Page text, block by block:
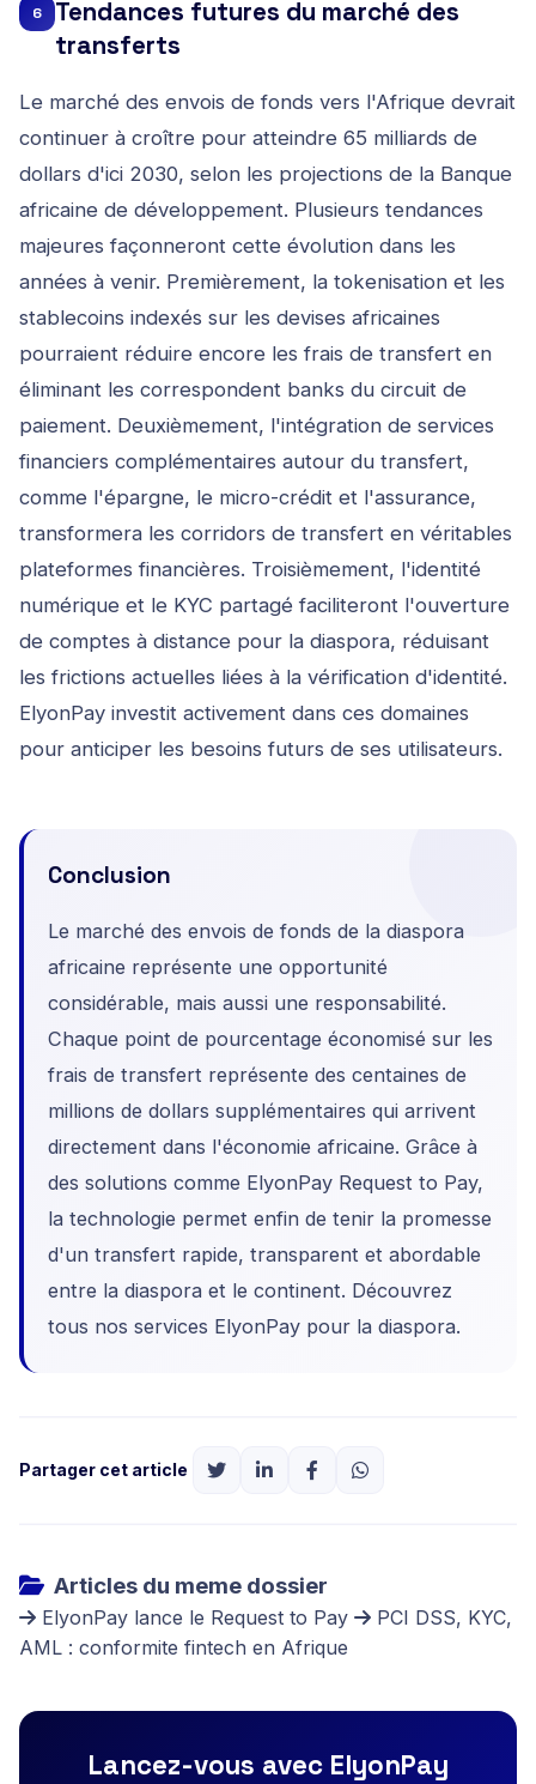
6
Tendances futures du marché des
transferts
Le marché des envois de fonds vers l'Afrique devrait
continuer à croître pour atteindre 65 milliards de
dollars d'ici 2030, selon les projections de la Banque
africaine de développement. Plusieurs tendances
majeures façonneront cette évolution dans les
années à venir. Premièrement, la tokenisation et les
stablecoins indexés sur les devises africaines
pourraient réduire encore les frais de transfert en
éliminant les correspondent banks du circuit de
paiement. Deuxièmement, l'intégration de services
financiers complémentaires autour du transfert,
comme l'épargne, le micro-crédit et l'assurance,
transformera les corridors de transfert en véritables
plateformes financières. Troisièmement, l'identité
numérique et le KYC partagé faciliteront l'ouverture
de comptes à distance pour la diaspora, réduisant
les frictions actuelles liées à la vérification d'identité.
ElyonPay investit activement dans ces domaines
pour anticiper les besoins futurs de ses utilisateurs.
Conclusion
Le marché des envois de fonds de la diaspora
africaine représente une opportunité
considérable, mais aussi une responsabilité.
Chaque point de pourcentage économisé sur les
frais de transfert représente des centaines de
millions de dollars supplémentaires qui arrivent
directement dans l'économie africaine. Grâce à
des solutions comme ElyonPay Request to Pay,
la technologie permet enfin de tenir la promesse
d'un transfert rapide, transparent et abordable
entre la diaspora et le continent. Découvrez
tous nos services ElyonPay pour la diaspora.
Partager cet article
Articles du meme dossier
ElyonPay lance le Request to Pay
PCI DSS, KYC,
AML : conformite fintech en Afrique
Lancez-vous avec ElyonPay